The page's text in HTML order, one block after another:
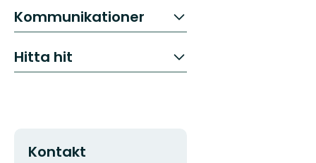
Kommunikationer
Hitta hit
Kontakt